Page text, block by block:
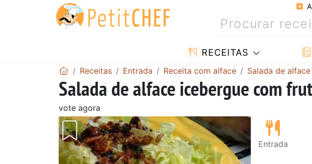
RECEITAS
Receitas Entrada Receita com alface Salada de alface
Salada de alface icebergue com
vote agora
Entrada